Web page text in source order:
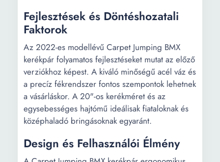
Fejlesztések és Döntéshozatali
Faktorok
Az 2022-es modellévű Carpet Jumping BMX
kerékpár folyamatos fejlesztéseket mutat az előző
verziókhoz képest. A kiváló minőségű acél váz és
a precíz fékrendszer fontos szempontok lehetnek
a vásárláskor. A 20"-os kerékméret és az
egysebességes hajtómű ideálisak fiataloknak és
középhaladó bringásoknak egyaránt.
Design és Felhasználói Élmény